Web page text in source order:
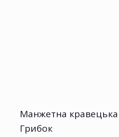
Манжетна
Грибок